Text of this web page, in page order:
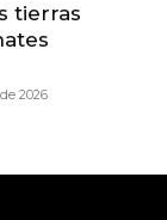
tierras
2026